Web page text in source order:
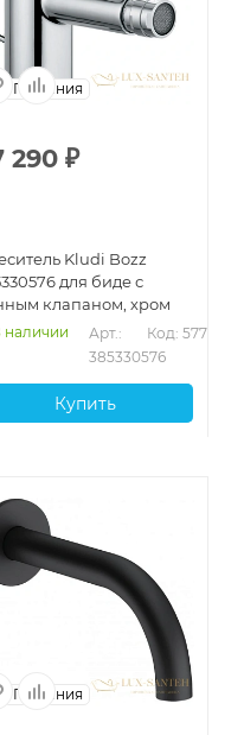
Германия
290 ₽
Kludi Bozz
для биде с
клапаном, хром
наличии
Арт.:
385330576
Код: 57708
Купить
Германия